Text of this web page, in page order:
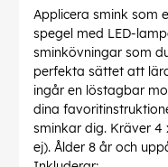
Applicera smink som
spegel med LED-
sminkövningar som
perfekta sättet att
ingår en löstagbar
dina
sminkar dig. Kräver 4
ej). Ålder 8 år och